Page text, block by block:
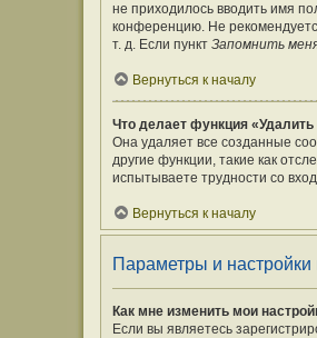
не приходилось вводить имя
конференцию. Не
т. д. Если пункт Запомнить
Вернуться к началу
Что делает функция
Она удаляет все созданные
другие функции, такие как
испытываете трудности со
Вернуться к началу
Параметры и настройки
Как мне изменить мои
Если вы являетесь